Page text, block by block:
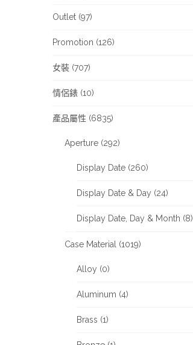
Outlet (97)
Promotion (126)
女裝 (707)
情侶錶 (10)
產品屬性 (6835)
Aperture (292)
Display Date (260)
Display Date & Day (24)
Display Date, Day & Month (8)
Case Material (1019)
Alloy (0)
Aluminum (4)
Brass (1)